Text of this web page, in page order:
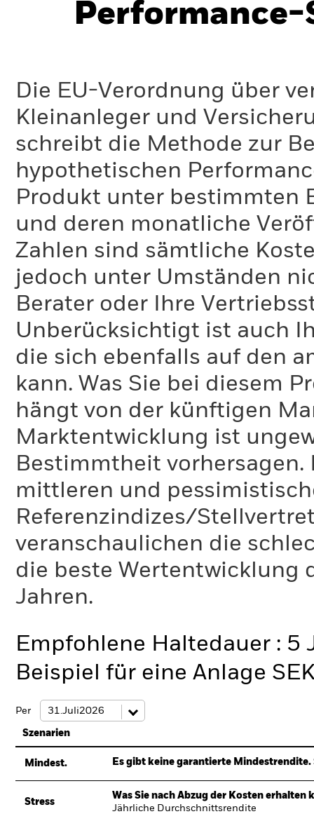
Performance-
Die EU-Verordnung über
Kleinanleger und
schreibt die Methode zur
hypothetischen
Produkt unter bestimmten
und deren monatliche
Zahlen sind sämtliche
jedoch unter Umständen
Berater oder Ihre
Unberücksichtigt ist auch
die sich ebenfalls auf den
kann. Was Sie bei diesem
hängt von der künftigen
Marktentwicklung ist
Bestimmtheit
mittleren und
Referenzindizes/
veranschaulichen die
die beste Wertentwicklung
Jahren.
Empfohlene Haltedauer : 5
Beispiel für eine Anlage
Per
Szenarien
Mindest. Es gibt keine garantierte
Stress
Was Sie nach Abzug der Kosten erhalten
Jährliche Durchschnittsrendite